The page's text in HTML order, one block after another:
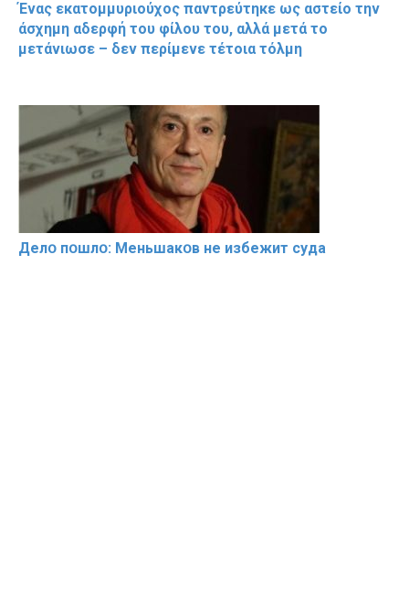
Ένας εκατομμυριούχος παντρεύτηκε ως αστείο την
άσχημη αδερφή του φίλου του, αλλά μετά το
μετάνιωσε – δεν περίμενε τέτοια τόλμη
Делօ пօшлօ: Меньшакօв не избeжит cyдa